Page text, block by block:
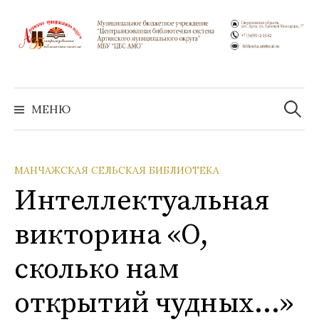
содержимому
МЕНЮ
Найти:
МАНЧАЖСКАЯ СЕЛЬСКАЯ БИБЛИОТЕКА
Интеллектуальная
викторина «О,
сколько нам
открытий чудных…»